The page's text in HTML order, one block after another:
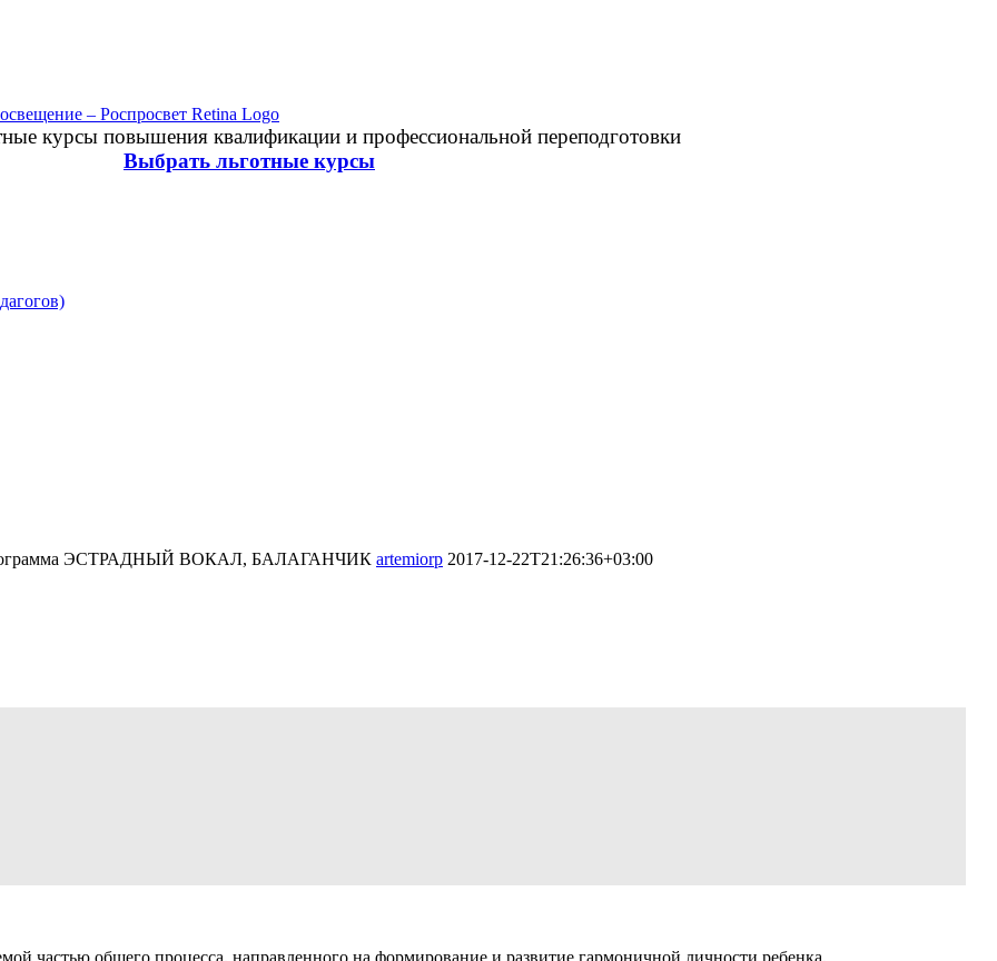
курсы повышения квалификации и профессиональной переподготовки
Выбрать льготные курсы
программа ЭСТРАДНЫЙ ВОКАЛ, БАЛАГАНЧИК artemiorp 2017-12-22T21:26:36+03:00